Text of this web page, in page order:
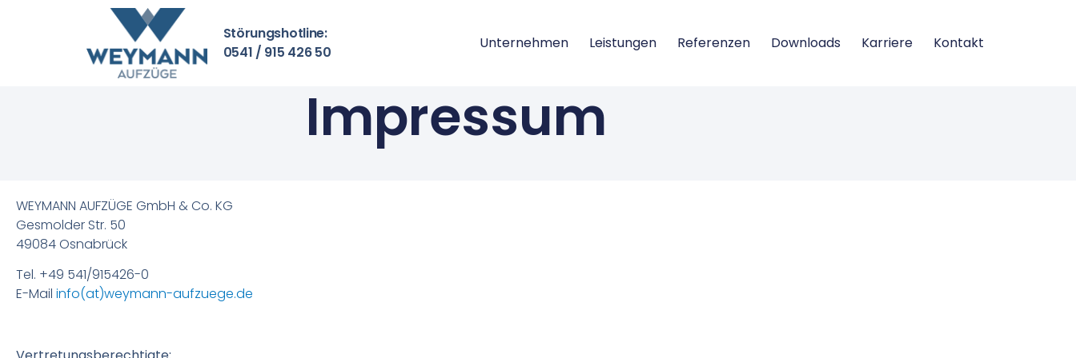
Störungshotline:
0541 / 915 426 50
Unternehmen Leistungen Referenzen Downloads Karriere Kontakt
Impressum
WEYMANN AUFZÜGE GmbH & Co. KG
Gesmolder Str. 50
49084 Osnabrück
Tel. +49 541/915426-0
E-Mail info(at)weymann-aufzuege.de